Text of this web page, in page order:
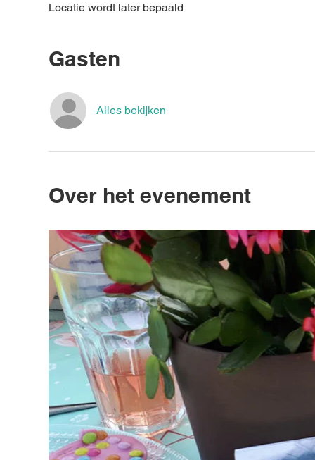
Locatie wordt later bepaald
Gasten
Alles bekijken
Over het evenement